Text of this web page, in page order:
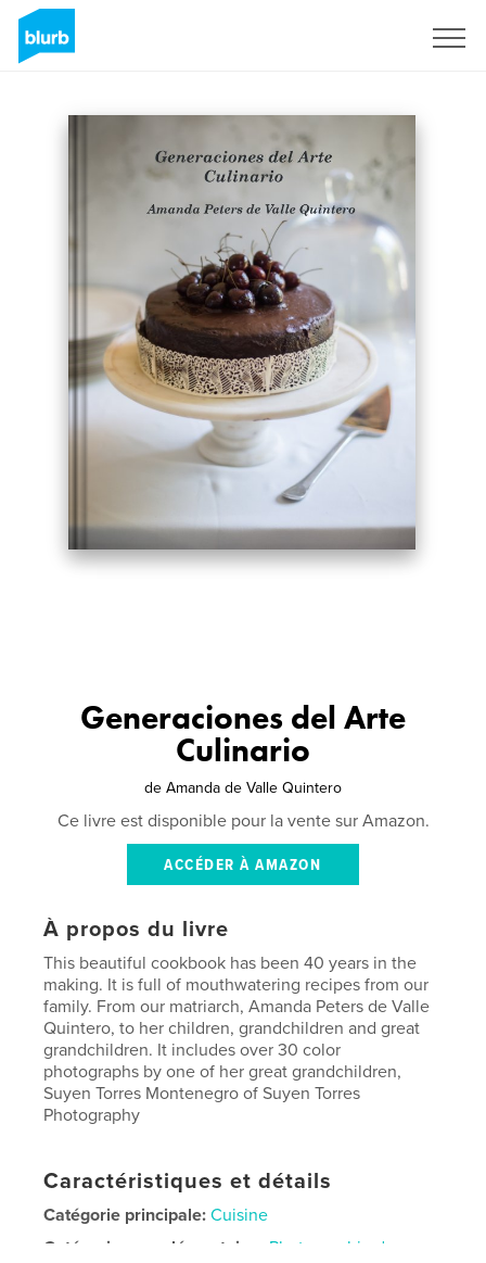
Generaciones del Arte
Culinario
de Amanda de Valle Quintero
Ce livre est disponible pour la vente sur Amazon.
ACCÉDER À AMAZON
À propos du livre
This beautiful cookbook has been 40 years in the
making. It is full of mouthwatering recipes from our
family. From our matriarch, Amanda Peters de Valle
Quintero, to her children, grandchildren and great
grandchildren. It includes over 30 color
photographs by one of her great grandchildren,
Suyen Torres Montenegro of Suyen Torres
Photography
Caractéristiques et détails
Catégorie principale: Cuisine
Catégories supplémentaires
Photographie de rue